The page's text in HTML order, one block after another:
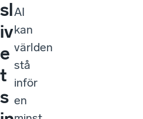
sl
iv
e
t
s
AI
kan
världen
stå
inför
en